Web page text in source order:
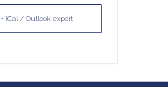
+ iCal / Outlook export